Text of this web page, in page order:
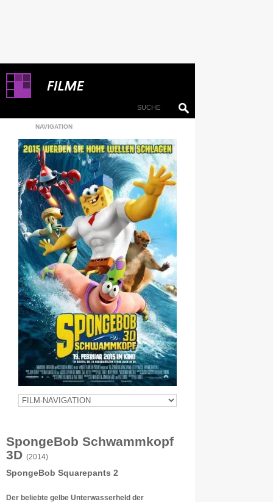
NAVIGATION
SpongeBob Schwammkopf
3D (2014)
SpongeBob Squarepants 2
Der beliebte gelbe Unterwasserheld der